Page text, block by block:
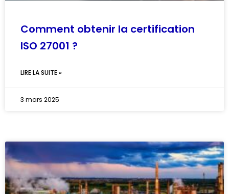
Comment obtenir la certification
ISO 27001 ?
LIRE LA SUITE »
3 mars 2025